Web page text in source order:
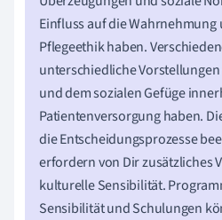
Einfluss auf die Wahrnehmung
Pflegeethik haben.
unterschiedliche
und dem sozialen Gefüge
Patientenversorgung haben.
die Entscheidungsprozesse
erfordern von Dir zusätzliches
kulturelle Sensibilität.
Sensibilität und Schulungen